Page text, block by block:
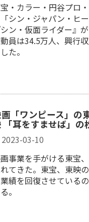
・カラー・円谷プロ
シン・ジャパン・ヒ
ン・仮面ライダー』
員は34.5万人、興行
た。
「ワンピース」の
「耳をすませば」
2023-03-10
事業を手がける東宝
てきた。東宝、東映
績を回復させている
。